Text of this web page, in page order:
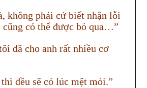
không phải cứ biết nhận lỗi
cũng có thể được bỏ qua…”
đã cho anh rất nhiều cơ
đều sẽ có lúc mệt mỏi.”